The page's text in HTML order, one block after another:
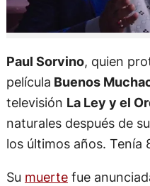
Paul Sorvino, quien
película Buenos
televisión La Ley y el
naturales después de
los últimos años. Tenía
Su muertefue